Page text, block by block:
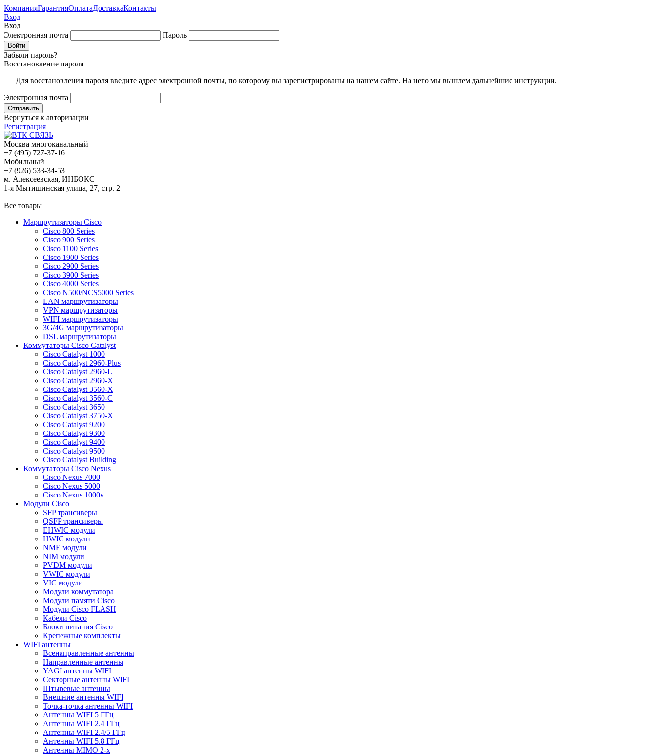
КомпанияГарантияОплатаДоставкаКонтакты
Вход
Вход
Электронная почта
Пароль
Забыли пароль?
Восстановление пароля
Для восстановления пароля введите адрес электронной почты, по которому вы зарегистрированы на нашем сайте. На него мы вышлем дальнейшие инструкции.
Электронная почта
Вернуться к авторизации
Регистрация
Москва многоканальный
+7 (495) 727-37-16
Мобильный
+7 (926) 533-34-53
м. Алексеевская, ИНБОКС
1-я Мытищинская улица, 27, стр. 2
Все товары
Маршрутизаторы Cisco
Cisco 800 Series
Cisco 900 Series
Cisco 1100 Series
Cisco 1900 Series
Cisco 2900 Series
Cisco 3900 Series
Cisco 4000 Series
Cisco N500/NCS5000 Series
LAN маршрутизаторы
VPN маршрутизаторы
WIFI маршрутизаторы
3G/4G маршрутизаторы
DSL маршрутизаторы
Коммутаторы Cisco Catalyst
Cisco Catalyst 1000
Cisco Catalyst 2960-Plus
Cisco Catalyst 2960-L
Cisco Catalyst 2960-X
Cisco Catalyst 3560-X
Cisco Catalyst 3560-C
Cisco Catalyst 3650
Cisco Catalyst 3750-X
Cisco Catalyst 9200
Cisco Catalyst 9300
Cisco Catalyst 9400
Cisco Catalyst 9500
Cisco Catalyst Building
Коммутаторы Cisco Nexus
Cisco Nexus 7000
Cisco Nexus 5000
Cisco Nexus 1000v
Модули Cisco
SFP трансиверы
QSFP трансиверы
EHWIC модули
HWIC модули
NME модули
NIM модули
PVDM модули
VWIC модули
VIC модули
Модули коммутатора
Модули памяти Cisco
Модули Cisco FLASH
Кабели Cisco
Блоки питания Cisco
Крепежные комплекты
WIFI антенны
Всенаправленные антенны
Направленные антенны
YAGI антенны WIFI
Секторные антенны WIFI
Штыревые антенны
Внешние антенны WIFI
Точка-точка антенны WIFI
Антенны WIFI 5 ГГц
Антенны WIFI 2.4 ГГц
Антенны WIFI 2.4/5 ГГц
Антенны WIFI 5.8 ГГц
Антенны MIMO 2-x